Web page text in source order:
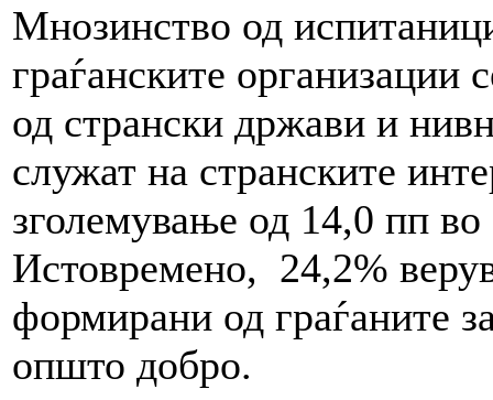
Мнозинство од
граѓанските организации
од странски држави и
служат на странските
зголемување од 14,0 пп
Истовремено, 24,2%
формирани од граѓаните
општо добро.